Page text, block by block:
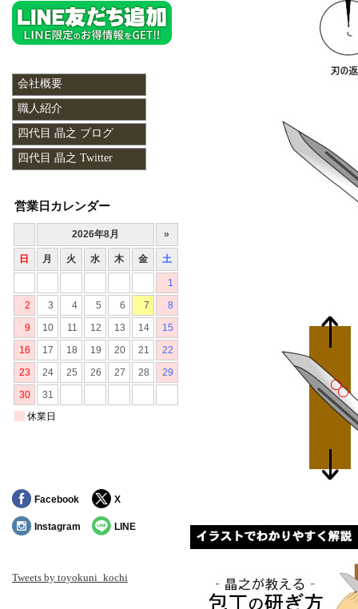
会社概要
職人紹介
四代目 晶之 ブログ
四代目 晶之 Twitter
営業日カレンダー
Facebook X
Instagram LINE
Tweets by toyokuni_kochi